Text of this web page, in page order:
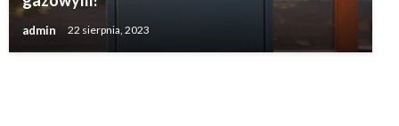
admin 22 sierpnia, 2023